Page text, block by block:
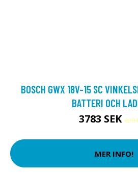
BOSCH GWX 18V-15 SC
BATTERI OCH
3783 SEK
MER INFO!